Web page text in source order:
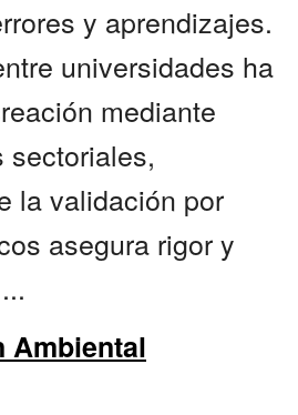
y aprendizajes.
universidades ha
mediante
sectoriales,
la validación por
asegura rigor y
Ambiental